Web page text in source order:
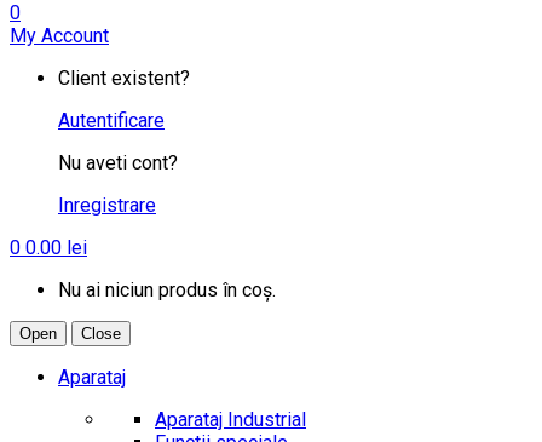
0
My Account
Client existent?
Autentificare
Nu aveti cont?
Inregistrare
0 0.00 lei
Nu ai niciun produs în coș.
Open Close
Aparataj
Aparataj Industrial